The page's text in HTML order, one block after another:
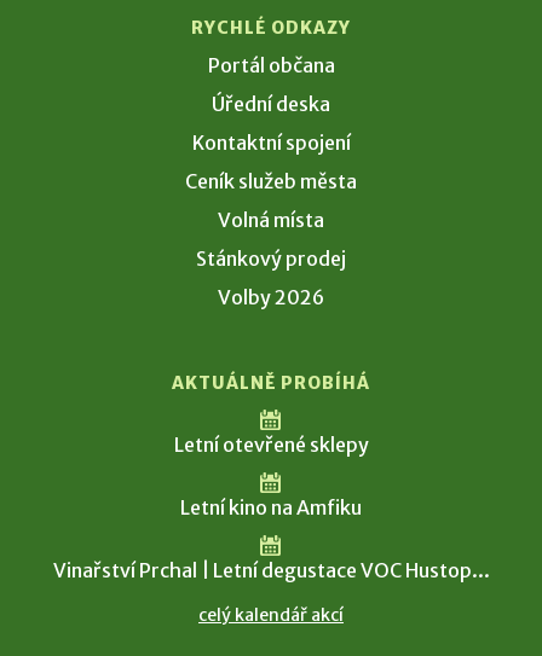
RYCHLÉ ODKAZY
Portál občana
Úřední deska
Kontaktní spojení
Ceník služeb města
Volná místa
Stánkový prodej
Volby 2026
AKTUÁLNĚ PROBÍHÁ
Letní otevřené sklepy
Letní kino na Amfiku
Vinařství Prchal | Letní degustace VOC Hustop...
celý kalendář akcí